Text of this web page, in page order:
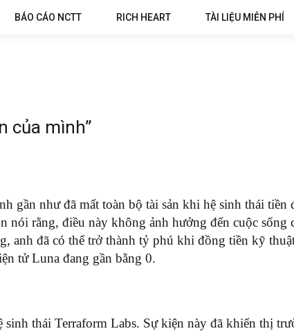
BÁO CÁO NCTT RICH HEART TÀI LIỆU MIỄN PHÍ
của mình”
gần như đã mất toàn bộ tài sản khi hệ sinh thái tiền
rằng, điều này không ảnh hưởng đến cuộc sống
anh đã có thể trở thành tỷ phú khi đồng tiền kỹ
tử Luna đang gần bằng 0.
thái Terraform Labs. Sự kiện này đã khiến thị